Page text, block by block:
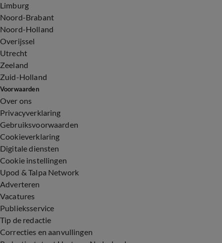
Limburg
Noord-Brabant
Noord-Holland
Overijssel
Utrecht
Zeeland
Zuid-Holland
Voorwaarden
Over ons
Privacyverklaring
Gebruiksvoorwaarden
Cookieverklaring
Digitale diensten
Cookie instellingen
Upod & Talpa Network
Adverteren
Vacatures
Publieksservice
Tip de redactie
Correcties en aanvullingen